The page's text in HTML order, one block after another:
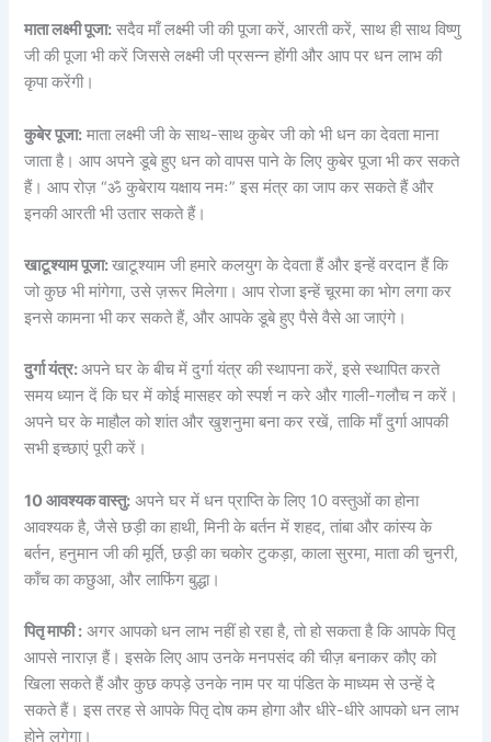
माता लक्ष्मी पूजा: सदैव माँ लक्ष्मी जी की पूजा करें, आरती करें, साथ ही साथ विष्णु
जी की पूजा भी करें जिससे लक्ष्मी जी प्रसन्न होंगी और आप पर धन लाभ की
कृपा करेंगी।
कुबेर पूजा: माता लक्ष्मी जी के साथ-साथ कुबेर जी को भी धन का देवता माना
जाता है। आप अपने डूबे हुए धन को वापस पाने के लिए कुबेर पूजा भी कर सकते
हैं। आप रोज़ “ॐ कुबेराय यक्षाय नमः” इस मंत्र का जाप कर सकते हैं और
इनकी आरती भी उतार सकते हैं।
खाटूश्याम पूजा:खाटूश्याम जी हमारे कलयुग के देवता हैं और इन्हें वरदान हैं कि
जो कुछ भी मांगेगा, उसे ज़रूर मिलेगा। आप रोजा इन्हें चूरमा का भोग लगा कर
इनसे कामना भी कर सकते हैं, और आपके डूबे हुए पैसे वैसे आ जाएंगे।
दुर्गा यंत्र:अपने घर के बीच में दुर्गा यंत्र की स्थापना करें, इसे स्थापित करते
समय ध्यान दें कि घर में कोई मासहर को स्पर्श न करे और गाली-गलौच न करें।
अपने घर के माहौल को शांत और खुशनुमा बना कर रखें, ताकि माँ दुर्गा आपकी
सभी इच्छाएं पूरी करें।
10 आवश्यक वास्तु: अपने घर में धन प्राप्ति के लिए 10 वस्तुओं का होना
आवश्यक है, जैसे छड़ी का हाथी, मिनी के बर्तन में शहद, तांबा और कांस्य के
बर्तन, हनुमान जी की मूर्ति, छड़ी का चकोर टुकड़ा, काला सुरमा, माता की चुनरी,
काँच का कछुआ, और लाफिंग बुद्धा।
पितृ माफी : अगर आपको धन लाभ नहीं हो रहा है, तो हो सकता है कि आपके पितृ
आपसे नाराज़ हैं। इसके लिए आप उनके मनपसंद की चीज़ बनाकर कौए को
खिला सकते हैं और कुछ कपड़े उनके नाम पर या पंडित के माध्यम से उन्हें दे
सकते हैं। इस तरह से आपके पितृ दोष कम होगा और धीरे-धीरे आपको धन लाभ
होने लगेगा।